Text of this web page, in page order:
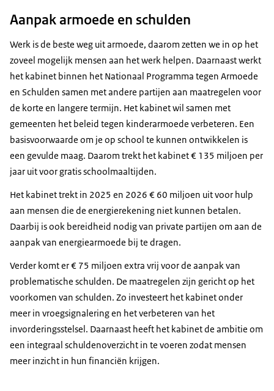
Aanpak armoede en schulden
Werk is de beste weg uit armoede, daarom zetten we in op het
zoveel mogelijk mensen aan het werk helpen. Daarnaast werkt
het kabinet binnen het Nationaal Programma tegen Armoede
en Schulden samen met andere partijen aan maatregelen voor
de korte en langere termijn. Het kabinet wil samen met
gemeenten het beleid tegen kinderarmoede verbeteren. Een
basisvoorwaarde om je op school te kunnen ontwikkelen is
een gevulde maag. Daarom trekt het kabinet € 135 miljoen per
jaar uit voor gratis schoolmaaltijden.
Het kabinet trekt in 2025 en 2026 € 60 miljoen uit voor hulp
aan mensen die de energierekening niet kunnen betalen.
Daarbij is ook bereidheid nodig van private partijen om aan de
aanpak van energiearmoede bij te dragen.
Verder komt er € 75 miljoen extra vrij voor de aanpak van
problematische schulden. De maatregelen zijn gericht op het
voorkomen van schulden. Zo investeert het kabinet onder
meer in vroegsignalering en het verbeteren van het
invorderingsstelsel. Daarnaast heeft het kabinet de ambitie om
een integraal schuldenoverzicht in te voeren zodat mensen
meer inzicht in hun financiën krijgen.